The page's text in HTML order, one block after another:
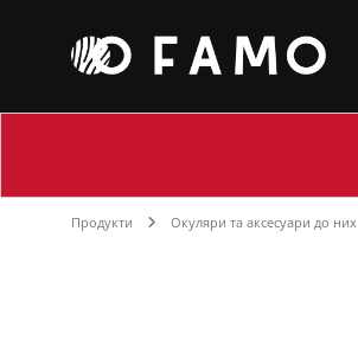
Продукти Окуляри та аксесуари до них